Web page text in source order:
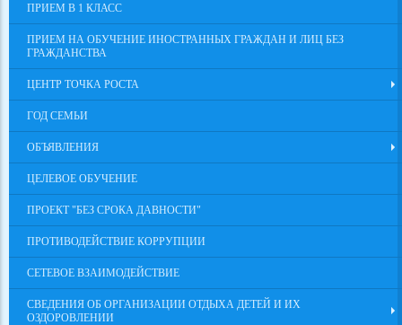
ПРИЕМ В 1 КЛАСС
ПРИЕМ НА ОБУЧЕНИЕ ИНОСТРАННЫХ ГРАЖДАН И ЛИЦ БЕЗ
ГРАЖДАНСТВА
ЦЕНТР ТОЧКА РОСТА
ГОД СЕМЬИ
ОБЪЯВЛЕНИЯ
ЦЕЛЕВОЕ ОБУЧЕНИЕ
ПРОЕКТ "БЕЗ СРОКА ДАВНОСТИ"
ПРОТИВОДЕЙСТВИЕ КОРРУПЦИИ
СЕТЕВОЕ ВЗАИМОДЕЙСТВИЕ
СВЕДЕНИЯ ОБ ОРГАНИЗАЦИИ ОТДЫХА ДЕТЕЙ И ИХ
ОЗДОРОВЛЕНИИ